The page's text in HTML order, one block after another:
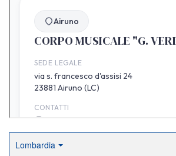
Lombardia